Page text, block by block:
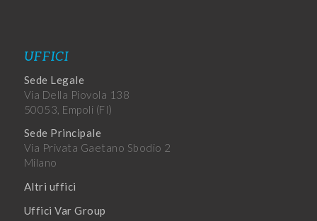
UFFICI
Sede Legale
Via Della Piovola 138
50053, Empoli (FI)
Sede Principale
Via Privata Gaetano Sbodio 2
Milano
Altri uffici
Uffici Var Group